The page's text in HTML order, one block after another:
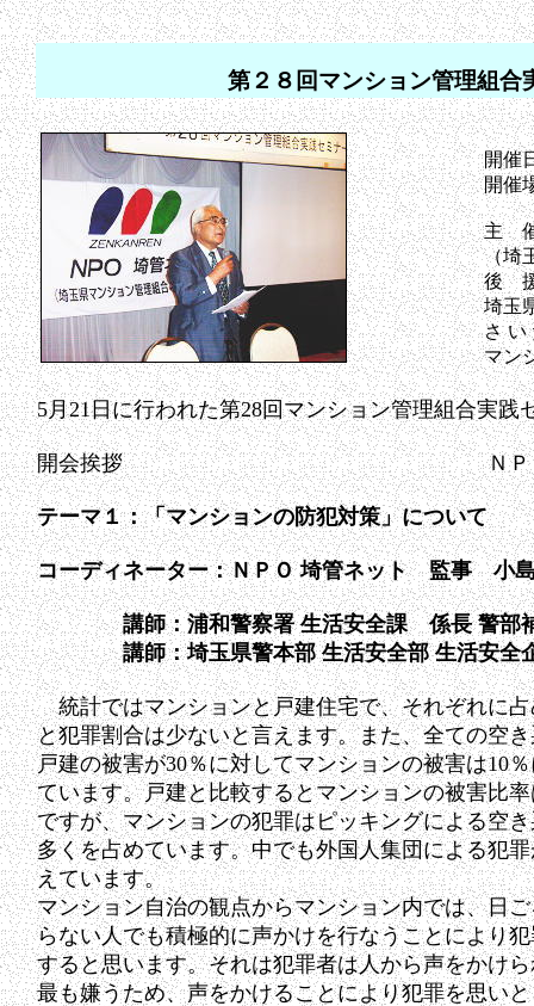
第２８回マンション管理組合
開催
開催
主
（埼
後
埼玉
さ い
マン
5月21日に行われた第28回マンション管理組合実
開会挨拶 ＮＰＯ 埼管ネッ
テーマ１：「マンションの防犯対策」について
コーディネーター：ＮＰＯ 埼管ネット 監事 小
講師：浦和警察署 生活安全課 係長 警部
講師：埼玉県警本部 生活安全部 生活安全企
統計ではマンションと戸建住宅で、それぞれに
と犯罪割合は少ないと言えます。また、全ての空
戸建の被害が30％に対してマンションの被害は10
ています。戸建と比較するとマンションの被害比
ですが、マンションの犯罪はピッキングによる空
多くを占めています。中でも外国人集団による犯
えています。
マンション自治の観点からマンション内では、日
らない人でも積極的に声かけを行なうことにより
すると思います。それは犯罪者は人から声をかけ
最も嫌うため、声をかけることにより犯罪を思い